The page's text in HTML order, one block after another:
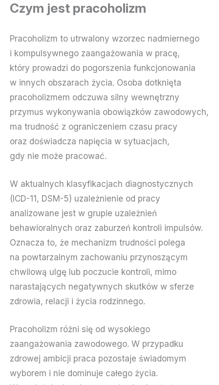
Czym jest pracoholizm
Pracoholizm to utrwalony wzorzec nadmiernego
i kompulsywnego zaangażowania w pracę,
który prowadzi do pogorszenia funkcjonowania
w innych obszarach życia. Osoba dotknięta
pracoholizmem odczuwa silny wewnętrzny
przymus wykonywania obowiązków zawodowych,
ma trudność z ograniczeniem czasu pracy
oraz doświadcza napięcia w sytuacjach,
gdy nie może pracować.
W aktualnych klasyfikacjach diagnostycznych
(ICD-11, DSM-5) uzależnienie od pracy
analizowane jest w grupie uzależnień
behawioralnych oraz zaburzeń kontroli impulsów.
Oznacza to, że mechanizm trudności polega
na powtarzalnym zachowaniu przynoszącym
chwilową ulgę lub poczucie kontroli, mimo
narastających negatywnych skutków w sferze
zdrowia, relacji i życia rodzinnego.
Pracoholizm różni się od wysokiego
zaangażowania zawodowego. W przypadku
zdrowej ambicji praca pozostaje świadomym
wyborem i nie dominuje całego życia.